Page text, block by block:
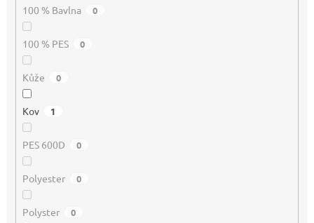
100 % Bavlna 0
100 % PES 0
Kůže 0
Kov 1
PES 600D 0
Polyester 0
Polyster 0